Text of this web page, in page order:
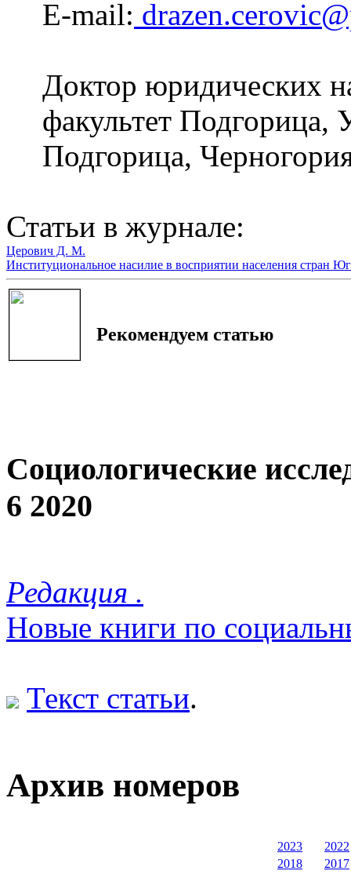
E-mail:
Доктор юридических
фaкультет Подгорица,
Подгорица,
Статьи в журнале:
Церович Д. М.
Институциональное насилие в восприятии населения стран
Рекомендуем статью
Социологические
6 2020
Редакция .
Новые книги по
Текст статьи.
Архив номеров
2023
2022
2018
2017